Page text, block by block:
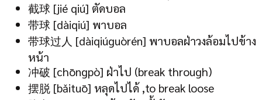
截球 [jié qiú] ตัดบอล
带球 [dàiqiú] พาบอล
带球过人 [dàiqiúguòrén] พาบอลฝ่าวงล้อมไปข้าง
หน้า
冲破 [chōngpò] ฝ่าไป (break through)
摆脱 [bǎituō] หลุดไปได้ ,to break loose